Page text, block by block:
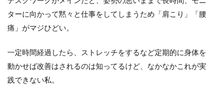
ターに向かって黙々と仕事をしてしまうため「肩こり」「腰
痛」がマジひどい。
一定時間経過したら、ストレッチをするなど定期的に身体を
動かせば改善はされるのは知ってるけど、なかなかこれが実
践できない私。